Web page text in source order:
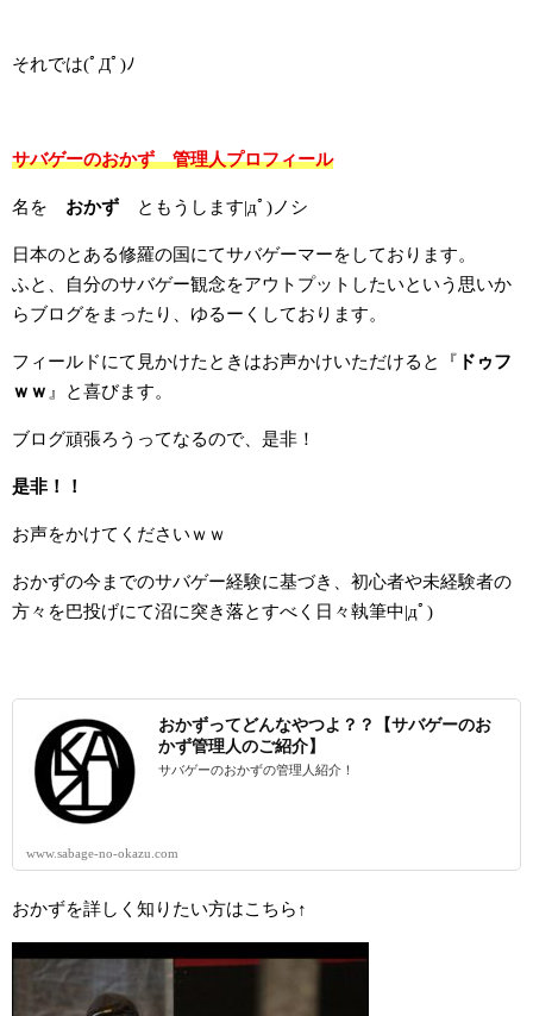
それでは(ﾟДﾟ)ﾉ
サバゲーのおかず 管理人プロフィール
名を おかず ともうします|дﾟ)ノシ
日本のとある修羅の国にてサバゲーマーをしております。
ふと、自分のサバゲー観念をアウトプットしたいという思いか
らブログをまったり、ゆるーくしております。
フィールドにて見かけたときはお声かけいただけると『 ドゥフ
ｗｗ 』と喜びます。
ブログ頑張ろうってなるので、是非！
是非！！
お声をかけてくださいｗｗ
おかずの今までのサバゲー経験に基づき、初心者や未経験者の
方々を巴投げにて沼に突き落とすべく日々執筆中|дﾟ)
おかずってどんなやつよ？？【サバゲーのお
かず管理人のご紹介】
サバゲーのおかずの管理人紹介！
www.sabage-no-okazu.com
おかずを詳しく知りたい方はこちら↑